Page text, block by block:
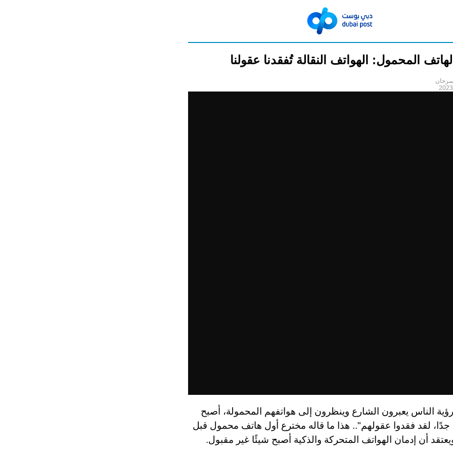
المحمول: الهواتف النقالة تُفقدنا عقولنا
الناس يعبرون الشارع وينظرون إلى هواتفهم المحمولة، أصبح
جدًا، لقد فقدوا عقولهم".. هذا ما قاله مخترع أول هاتف محمول قبل